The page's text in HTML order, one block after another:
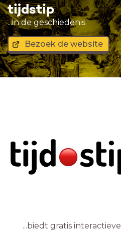
tijdstip
...in de geschiedenis
Bezoek de website
...biedt gratis interactieve